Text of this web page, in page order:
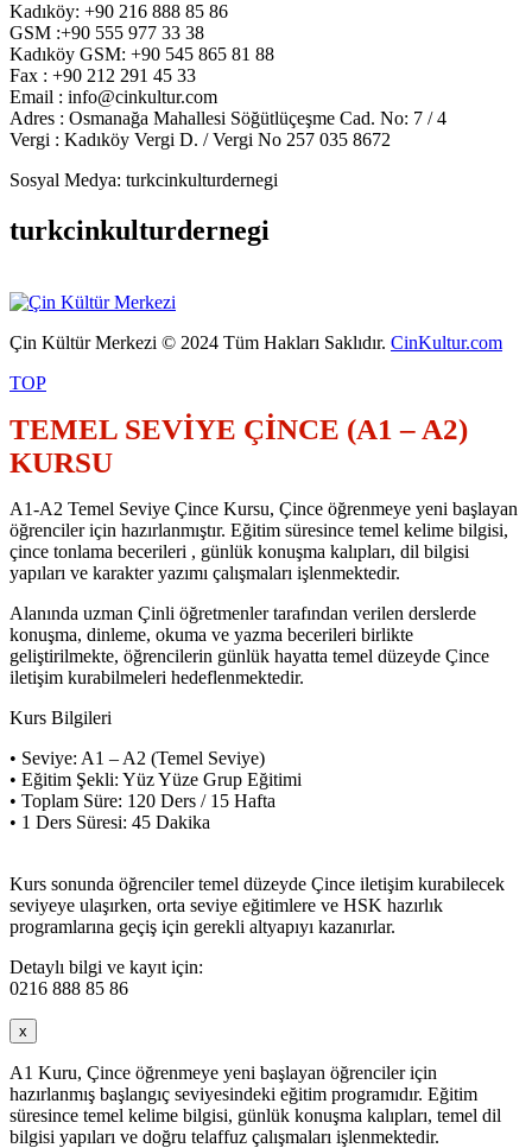
Kadıköy: +90 216 888 85 86
GSM :+90 555 977 33 38
Kadıköy GSM: +90 545 865 81 88
Fax : +90 212 291 45 33
Email : info@cinkultur.com
Adres : Osmanağa Mahallesi Söğütlüçeşme Cad. No: 7 / 4
Vergi : Kadıköy Vergi D. / Vergi No 257 035 8672
Sosyal Medya: turkcinkulturdernegi
turkcinkulturdernegi
Çin Kültür Merkezi © 2024 Tüm Hakları Saklıdır. CinKultur.com
TOP
TEMEL SEVİYE ÇİNCE (A1 – A2)
KURSU
A1-A2 Temel Seviye Çince Kursu, Çince öğrenmeye yeni başlayan
öğrenciler için hazırlanmıştır. Eğitim süresince temel kelime bilgisi,
çince tonlama becerileri , günlük konuşma kalıpları, dil bilgisi
yapıları ve karakter yazımı çalışmaları işlenmektedir.
Alanında uzman Çinli öğretmenler tarafından verilen derslerde
konuşma, dinleme, okuma ve yazma becerileri birlikte
geliştirilmekte, öğrencilerin günlük hayatta temel düzeyde Çince
iletişim kurabilmeleri hedeflenmektedir.
Kurs Bilgileri
• Seviye: A1 – A2 (Temel Seviye)
• Eğitim Şekli: Yüz Yüze Grup Eğitimi
• Toplam Süre: 120 Ders / 15 Hafta
• 1 Ders Süresi: 45 Dakika
Kurs sonunda öğrenciler temel düzeyde Çince iletişim kurabilecek
seviyeye ulaşırken, orta seviye eğitimlere ve HSK hazırlık
programlarına geçiş için gerekli altyapıyı kazanırlar.
Detaylı bilgi ve kayıt için:
0216 888 85 86
x
A1 Kuru, Çince öğrenmeye yeni başlayan öğrenciler için
hazırlanmış başlangıç seviyesindeki eğitim programıdır. Eğitim
süresince temel kelime bilgisi, günlük konuşma kalıpları, temel dil
bilgisi yapıları ve doğru telaffuz çalışmaları işlenmektedir.